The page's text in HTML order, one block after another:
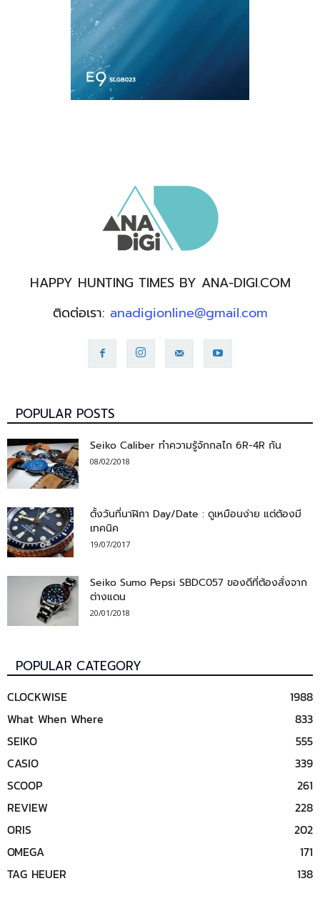
HAPPY HUNTING TIMES BY ANA-DIGI.COM
ติดต่อเรา: anadigionline@gmail.com
POPULAR POSTS
Seiko Caliber ทำความรู้จักกลไก 6R-4R กัน
08/02/2018
ตั้งวันที่นาฬิกา Day/Date : ดูเหมือนง่าย แต่ต้องมี
เทคนิค
19/07/2017
Seiko Sumo Pepsi SBDC057 ของดีที่ต้องสั่งจาก
ต่างแดน
20/01/2018
POPULAR CATEGORY
CLOCKWISE
1988
What When Where
833
SEIKO
555
CASIO
339
SCOOP
261
REVIEW
228
ORIS
202
OMEGA
171
TAG HEUER
138